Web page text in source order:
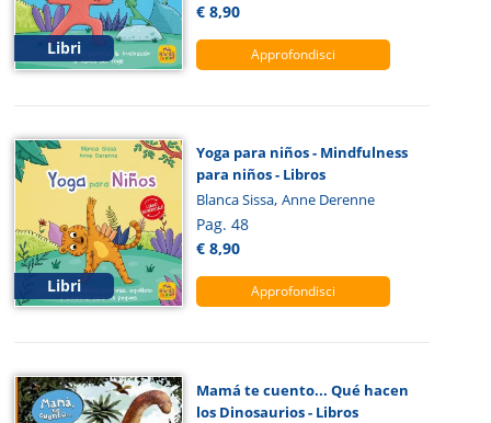
Libri
€ 8,90
Approfondisci
Libri
Yoga para niños - Mindfulness
para niños - Libros
Blanca Sissa, Anne Derenne
Pag. 48
€ 8,90
Approfondisci
Mamá te cuento... Qué hacen
los Dinosaurios - Libros